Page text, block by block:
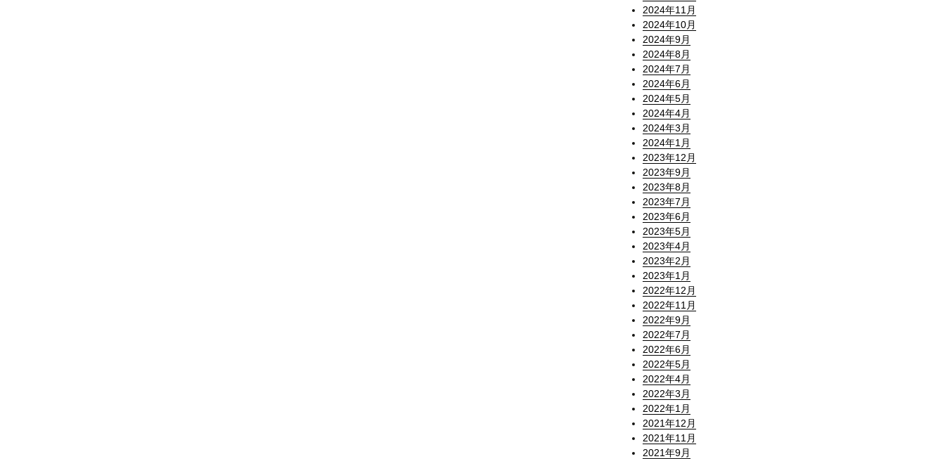
2024年11月
2024年10月
2024年9月
2024年8月
2024年7月
2024年6月
2024年5月
2024年4月
2024年3月
2024年1月
2023年12月
2023年9月
2023年8月
2023年7月
2023年6月
2023年5月
2023年4月
2023年2月
2023年1月
2022年12月
2022年11月
2022年9月
2022年7月
2022年6月
2022年5月
2022年4月
2022年3月
2022年1月
2021年12月
2021年11月
2021年9月